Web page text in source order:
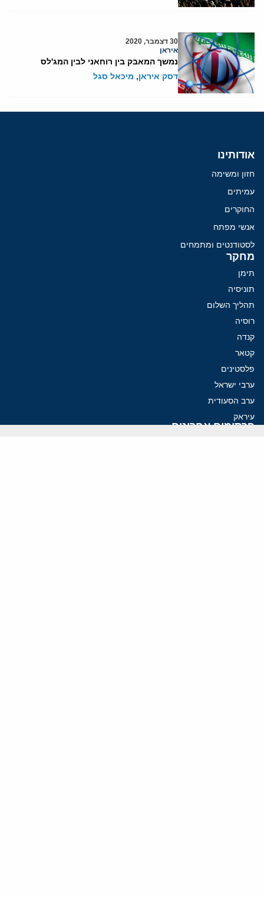
30 דצמבר, 2020
איראן
נמשך המאבק בין רוחאני לבין המג'לס
דסק איראן, מיכאל סגל
אודותינו
חזון ומשימה
עמיתים
החוקרים
אנשי מפתח
לסטודנטים ומתמחים
מחקר
תימן
תוניסיה
תהליך השלום
רוסיה
קנדה
קטאר
פלסטינים
ערבי ישראל
ערב הסעודית
עיראק
פרסומים אחרונים